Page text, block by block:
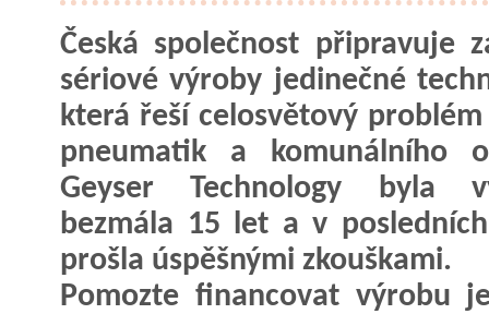
Česká společnost připravuje
sériové výroby jedinečné
která řeší celosvětový
pneumatik a komunálního
Geyser Technology byla
bezmála 15 let a v
prošla úspěšnými zkouškami.
Pomozte financovat výrobu